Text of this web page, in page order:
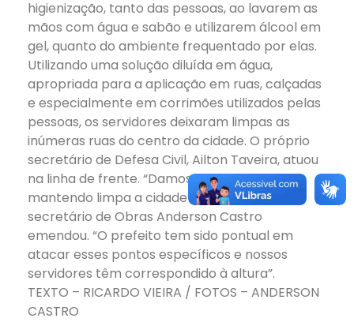
higienização, tanto das pessoas, ao lavarem as
mãos com água e sabão e utilizarem álcool em
gel, quanto do ambiente frequentado por elas.
Utilizando uma solução diluída em água,
apropriada para a aplicação em ruas, calçadas
e especialmente em corrimões utilizados pelas
pessoas, os servidores deixaram limpas as
inúmeras ruas do centro da cidade. O próprio
secretário de Defesa Civil, Ailton Taveira, atuou
na linha de frente. “Damos o exemplo
mantendo limpa a cidade”, disse. Já o
secretário de Obras Anderson Castro
emendou. “O prefeito tem sido pontual em
atacar esses pontos específicos e nossos
servidores têm correspondido à altura”.
TEXTO – RICARDO VIEIRA / FOTOS – ANDERSON
CASTRO